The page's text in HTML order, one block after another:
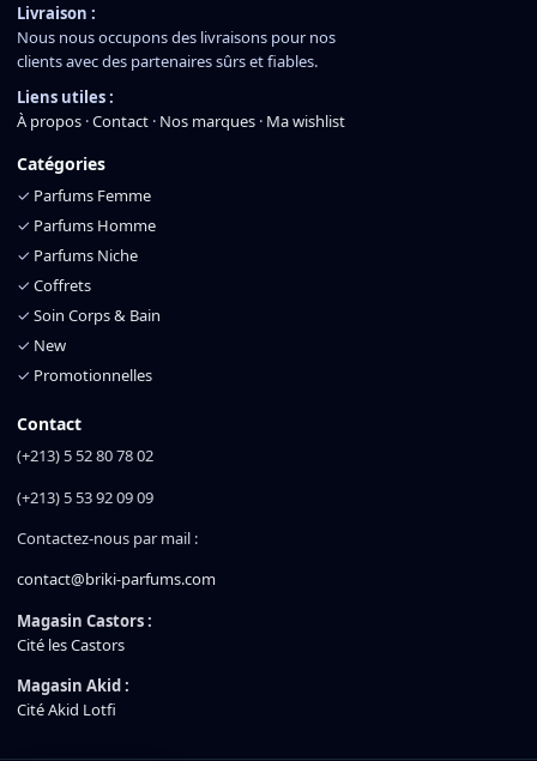
Livraison :
Nous nous occupons des livraisons pour nos
clients avec des partenaires sûrs et fiables.
Liens utiles :
À propos ·Contact · Nos marques · Ma wishlist
Catégories
✓ Parfums Femme
✓ Parfums Homme
✓ Parfums Niche
✓ Coffrets
✓ Soin Corps & Bain
✓ New
✓ Promotionnelles
Contact
(+213) 5 52 80 78 02
(+213) 5 53 92 09 09
Contactez-nous par mail :
contact@briki-parfums.com
Magasin Castors :
Cité les Castors
Magasin Akid :
Cité Akid Lotfi